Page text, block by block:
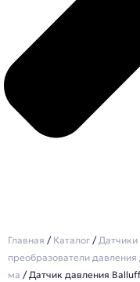
Главная / Каталог /
преобразователи давления
ма / Датчик давления